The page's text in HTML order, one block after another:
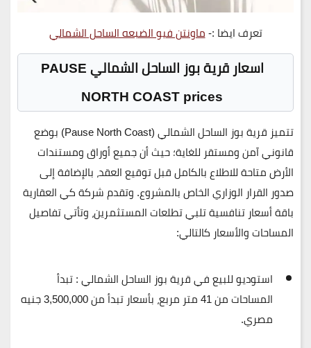
تعرف ايضا :-ماونتن فيو الضبعه الساحل الشمالي
اسعار قرية بوز الساحل الشمالي PAUSE
NORTH COAST prices
تتميز قرية بوز الساحل الشمالي (Pause North Coast)
بوضع
قانوني آمن ومستقر للغاية؛ حيث أن جميع أوراق ومستندات
الأرض متاحة للاطلاع بالكامل قبل توقيع العقد، بالإضافة إلى
صدور القرار الوزاري الخاص بالمشروع. وتقدم شركة كي العقارية
باقة أسعار تنافسية تلبي تطلعات المستثمرين، وتأتي تفاصيل
المساحات والأسعار كالتالي:
استوديو للبيع في قرية بوز الساحل الشمالي :تبدأ
المساحات من41 متر مربع ، بأسعار تبدأ من
3,500,000 جنيه
مصري.